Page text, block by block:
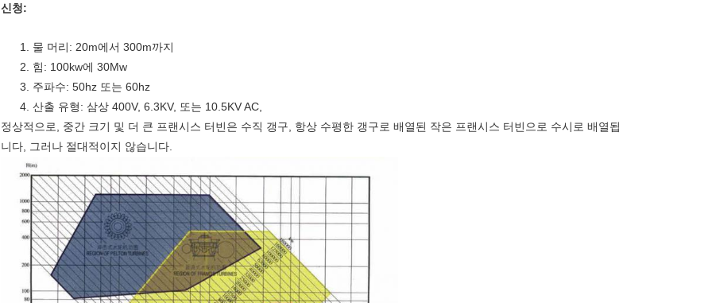
신청:
1. 물 머리: 20m에서 300m까지
2. 힘: 100kw에 30Mw
3. 주파수: 50hz 또는 60hz
4. 산출 유형: 삼상 400V, 6.3KV, 또는 10.5KV AC,
정상적으로, 중간 크기 및 더 큰 프랜시스 터빈은 수직 갱구, 항상 수평한 갱구로 배열된 작은 프랜시스 터빈으로 수시로 배열됩
니다, 그러나 절대적이지 않습니다.